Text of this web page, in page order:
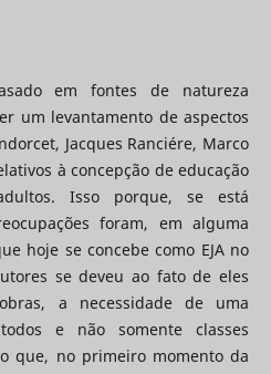
em fontes de natureza
um levantamento de aspectos
Jacques Ranciére, Marco
à concepção de educação
Isso porque, se está
foram, em alguma
hoje se concebe como EJA no
se deveu ao fato de eles
a necessidade de uma
e não somente classes
que, no primeiro momento da